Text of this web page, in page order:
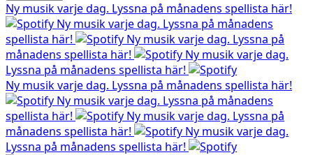
Ny musik varje dag. Lyssna på månadens spellista här!
Ny musik varje dag. Lyssna på månadens
spellista här!
Ny musik varje dag. Lyssna på
månadens spellista här!
Ny musik varje dag.
Lyssna på månadens spellista här!
Ny musik varje dag. Lyssna på månadens spellista här!
Ny musik varje dag. Lyssna på månadens
spellista här!
Ny musik varje dag. Lyssna på
månadens spellista här!
Ny musik varje dag.
Lyssna på månadens spellista här!